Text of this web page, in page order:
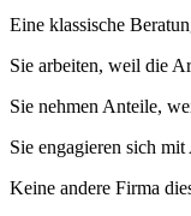
Eine klassische
Sie arbeiten, weil die
Sie nehmen Anteile,
Sie engagieren sich
Keine andere Firma